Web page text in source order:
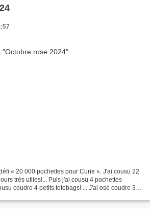
« 20 000 pochettes pour Curie ». J'ai cousu 22
très utiles!... Puis j'ai cousu 4 pochettes
coudre 4 petits totebags! ... J'ai osé coudre 30